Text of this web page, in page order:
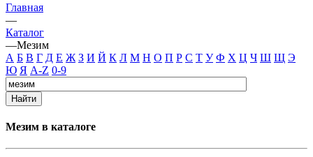
Главная
—
Каталог
—Мезим
А Б В Г Д Е Ж З И Й К Л М Н О П Р С Т У Ф Х Ц Ч Ш Щ Э
Ю Я A-Z 0-9
Найти
Мезим в каталоге